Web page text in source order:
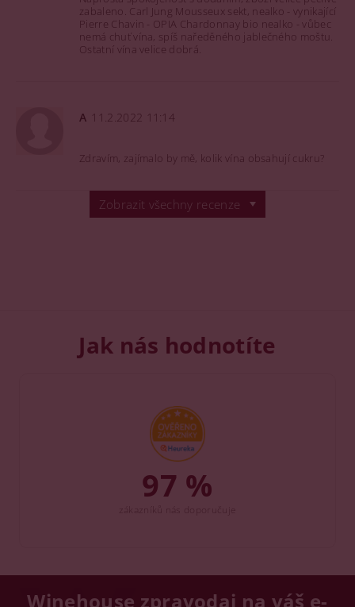
zabaleno. Carl Jung Mousseux sekt , nealko - vynikající
Pierre Chavin - OPIA Chardonnay bio nealko - vůbec
nemá chuť vína, spíš naředěného jablečného moštu.
Ostatní vína velice dobrá.
A 11.2.2022 11:14
Zdravím, zajímalo by mě, kolik vína obsahují cukru?
Zobrazit všechny recenze
Jak nás hodnotíte
97 %
Winehouse zpravodaj na váš e-